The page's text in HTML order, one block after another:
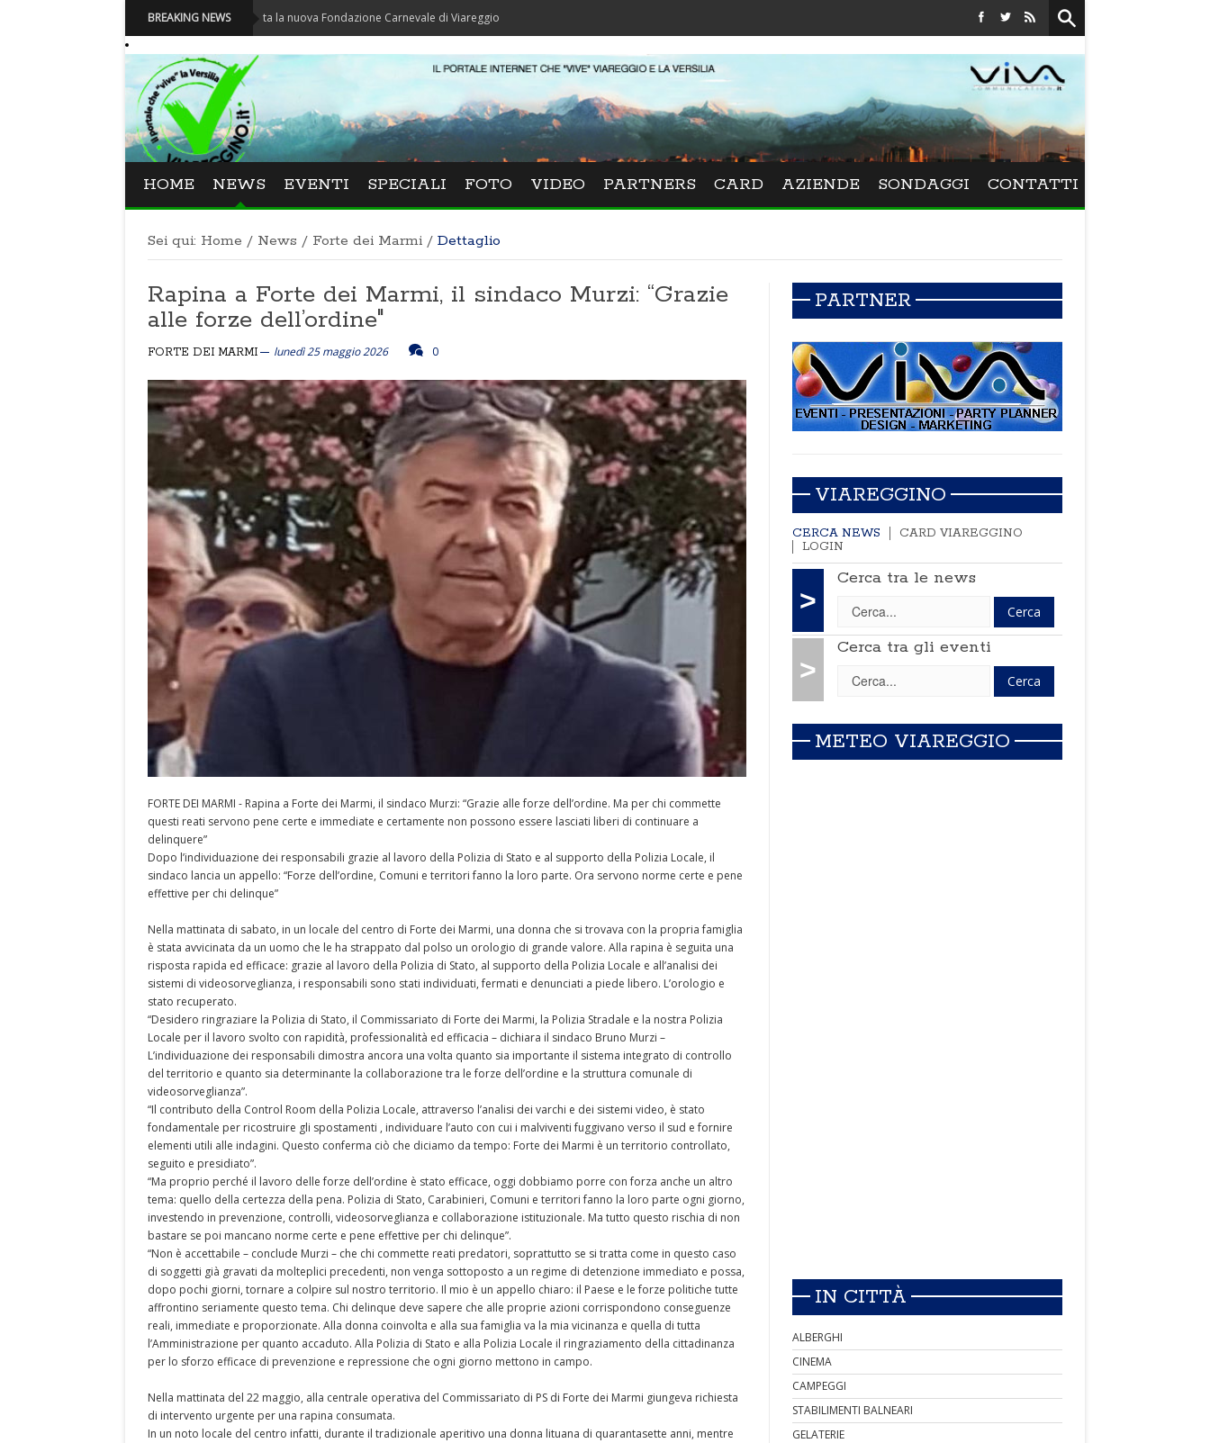
BREAKING NEWS
Carnevale - Nominata la nuova Fondazione Carnevale di Viareggio Festival La Versiliana - La direttrice lucchese Beatrice
HOME NEWS EVENTI SPECIALI FOTO VIDEO PARTNERS CARD AZIENDE SONDAGGI CONTATTI
Sei qui: Home / News / Forte dei Marmi / Dettaglio
Rapina a Forte dei Marmi, il sindaco Murzi: “Grazie
alle forze dell’ordine"
FORTE DEI MARMI lunedì 25 maggio 2026 0
FORTE DEI MARMI - Rapina a Forte dei Marmi, il sindaco Murzi: “Grazie alle forze dell’ordine. Ma per chi commette
questi reati servono pene certe e immediate e certamente non possono essere lasciati liberi di continuare a
delinquere”
Dopo l’individuazione dei responsabili grazie al lavoro della Polizia di Stato e al supporto della Polizia Locale, il
sindaco lancia un appello: “Forze dell’ordine, Comuni e territori fanno la loro parte. Ora servono norme certe e pene
effettive per chi delinque”
Nella mattinata di sabato, in un locale del centro di Forte dei Marmi, una donna che si trovava con la propria famiglia
è stata avvicinata da un uomo che le ha strappato dal polso un orologio di grande valore. Alla rapina è seguita una
risposta rapida ed efficace: grazie al lavoro della Polizia di Stato, al supporto della Polizia Locale e all’analisi dei
sistemi di videosorveglianza, i responsabili sono stati individuati, fermati e denunciati a piede libero. L’orologio e
stato recuperato.
“Desidero ringraziare la Polizia di Stato, il Commissariato di Forte dei Marmi, la Polizia Stradale e la nostra Polizia
Locale per il lavoro svolto con rapidità, professionalità ed efficacia – dichiara il sindaco Bruno Murzi –
L’individuazione dei responsabili dimostra ancora una volta quanto sia importante il sistema integrato di controllo
del territorio e quanto sia determinante la collaborazione tra le forze dell’ordine e la struttura comunale di
videosorveglianza”.
“Il contributo della Control Room della Polizia Locale, attraverso l’analisi dei varchi e dei sistemi video, è stato
fondamentale per ricostruire gli spostamenti , individuare l’auto con cui i malviventi fuggivano verso il sud e fornire
elementi utili alle indagini. Questo conferma ciò che diciamo da tempo: Forte dei Marmi è un territorio controllato,
seguito e presidiato”.
“Ma proprio perché il lavoro delle forze dell’ordine è stato efficace, oggi dobbiamo porre con forza anche un altro
tema: quello della certezza della pena. Polizia di Stato, Carabinieri, Comuni e territori fanno la loro parte ogni giorno,
investendo in prevenzione, controlli, videosorveglianza e collaborazione istituzionale. Ma tutto questo rischia di non
bastare se poi mancano norme certe e pene effettive per chi delinque”.
“Non è accettabile – conclude Murzi – che chi commette reati predatori, soprattutto se si tratta come in questo caso
di soggetti già gravati da molteplici precedenti, non venga sottoposto a un regime di detenzione immediato e possa,
dopo pochi giorni, tornare a colpire sul nostro territorio. Il mio è un appello chiaro: il Paese e le forze politiche tutte
affrontino seriamente questo tema. Chi delinque deve sapere che alle proprie azioni corrispondono conseguenze
reali, immediate e proporzionate. Alla donna coinvolta e alla sua famiglia va la mia vicinanza e quella di tutta
l’Amministrazione per quanto accaduto. Alla Polizia di Stato e alla Polizia Locale il ringraziamento della cittadinanza
per lo sforzo efficace di prevenzione e repressione che ogni giorno mettono in campo.
Nella mattinata del 22 maggio, alla centrale operativa del Commissariato di PS di Forte dei Marmi giungeva richiesta
di intervento urgente per una rapina consumata.
In un noto locale del centro infatti, durante il tradizionale aperitivo una donna lituana di quarantasette anni, mentre
PARTNER
VIAREGGINO
CERCA NEWS
CARD VIAREGGINO
LOGIN
>
Cerca tra le news
>
Cerca tra gli eventi
METEO VIAREGGIO
IN CITTÀ
ALBERGHI
CINEMA
CAMPEGGI
STABILIMENTI BALNEARI
GELATERIE